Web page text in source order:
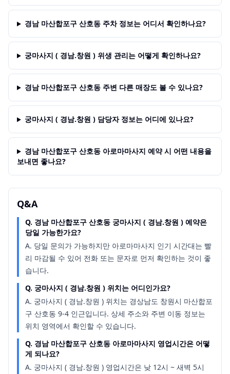
경남 마산합포구 산호동 주차 정보는 어디서 확인하나요?
궁마사지 ( 경남.창원 ) 위생 관리는 어떻게 확인하나요?
경남 마산합포구 산호동 주변 다른 매장도 볼 수 있나요?
궁마사지 ( 경남.창원 ) 담당자 정보는 어디에 있나요?
경남 마산합포구 산호동 아로마마사지 예약 시 어떤 내용을
보내면 좋나요?
Q&A
Q. 경남 마산합포구 산호동 궁마사지 ( 경남.창원 ) 예약은
당일 가능한가요?
A. 당일 문의가 가능하지만 아로마마사지 인기 시간대는 빨
리 마감될 수 있어 전화 또는 문자로 먼저 확인하는 것이 좋
습니다.
Q. 궁마사지 ( 경남.창원 ) 위치는 어디인가요?
A. 궁마사지 ( 경남.창원 ) 위치는 경상남도 창원시 마산합포
구 산호동 9-4 인근입니다. 상세 주소와 주변 이동 정보는
위치 영역에서 확인할 수 있습니다.
Q. 경남 마산합포구 산호동 아로마마사지 영업시간은 어떻
게 되나요?
A. 궁마사지 ( 경남.창원 ) 영업시간은 낮 12시 ~ 새벽 5시